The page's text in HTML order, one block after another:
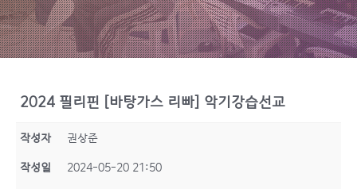
2024 필리핀 [바탕가스 리빠] 악기강습선교
작성자 권상준
작성일 2024-05-20 21:50